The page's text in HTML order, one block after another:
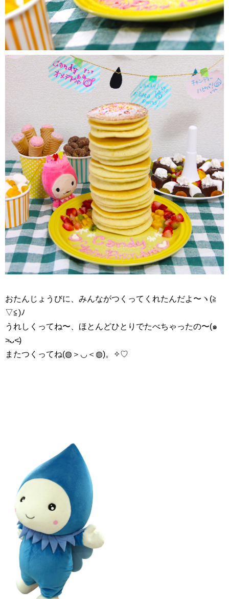
おたんじょうびに、みんながつくってくれたんだよ〜ヽ(≧
▽≦)ﾉ
うれしくってね〜、ほとんどひとりでたべちゃったの〜(๑
˃̵ᴗ˂̵)
またつくってね(◍＞◡＜◍)。✧♡